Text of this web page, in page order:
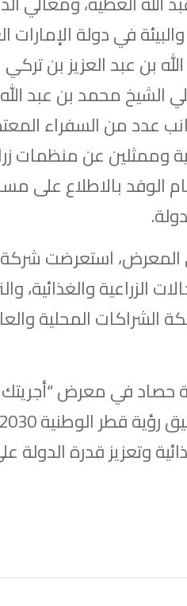
والبيئة في دولة
بن عبد العزيز بن تركي
الشيخ محمد بن عبد
عدد من السفراء
عن منظمات
الوفد بالاطلاع
استعرضت شركة
الزراعية والغذائية،
الشراكات المحلية
وتعزيز قدرة